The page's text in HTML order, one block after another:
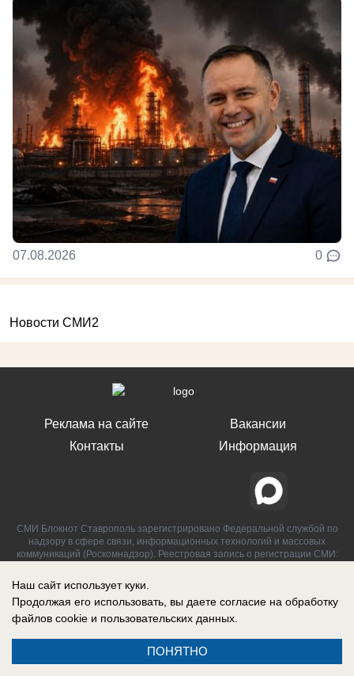
07.08.2026 0
Новости СМИ2
Реклама на сайте
Контакты
Вакансии
Информация
СМИ Блокнот Ставрополь зарегистрировано Федеральной службой по
надзору в сфере связи, информационных технологий и массовых
коммуникаций (Роскомнадзор). Реестровая запись о регистрации СМИ:
Наш сайт использует куки.
Продолжая его использовать, вы даете согласие на обработку
файлов cookie и пользовательских данных.
ПОНЯТНО